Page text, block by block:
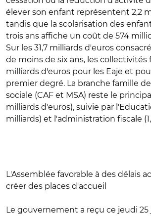
élever son enfant représentent 2,2
tandis que la scolarisation des
trois ans affiche un coût de 574
Sur les 31,7 milliards d'euros
de moins de six ans, les collectivités
milliards d'euros pour les Eaje et
premier degré. La branche famille
sociale (CAF et MSA) reste le
milliards d'euros), suivie par
milliards) et l'administration fiscale
L'Assemblée favorable à des délais
créer des places d'accueil
Le gouvernement a reçu ce jeudi 25